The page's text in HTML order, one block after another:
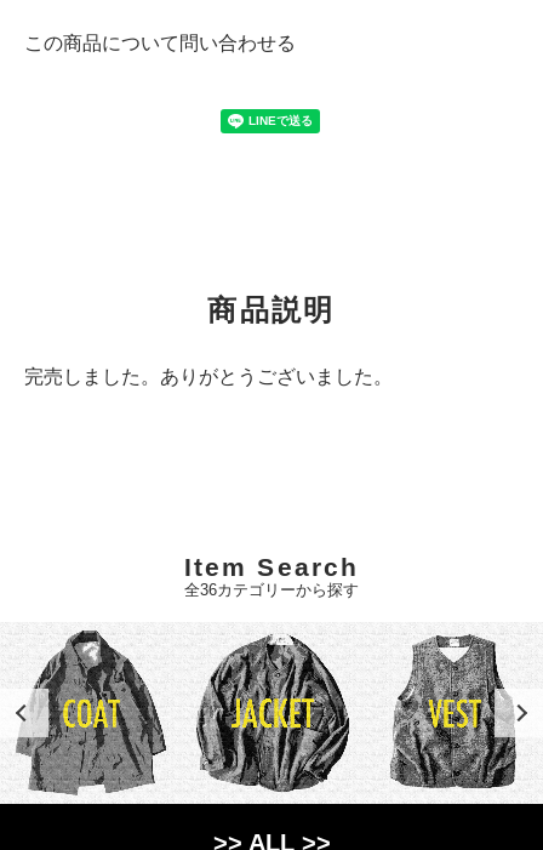
この商品について問い合わせる
商品説明
完売しました。ありがとうございました。
Item Search
全36カテゴリーから探す
>> ALL >>